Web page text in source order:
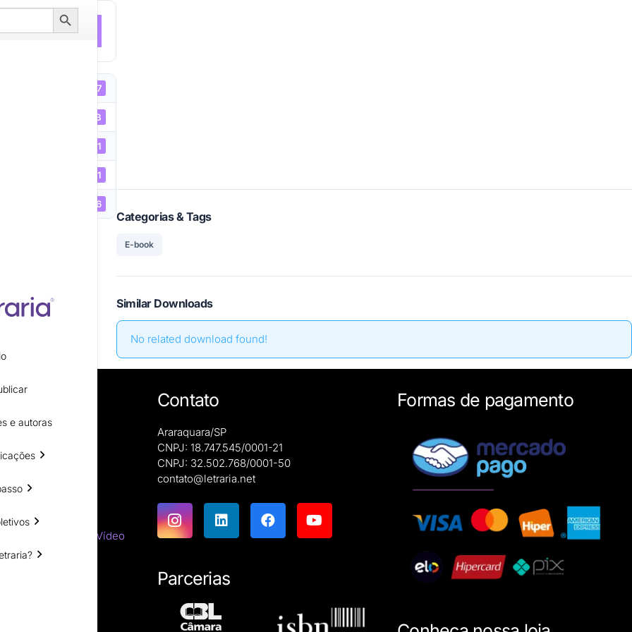
Search
Button
e autoras
947
2.34 MB
1
19/05/2021
05/01/2026
Categorias & Tags
E-book
Similar Downloads
No related download found!
do Cinema e do Vídeo
Contato
Araraquara/SP
CNPJ: 18.747.545/0001-21
CNPJ: 32.502.768/0001-50
contato@letraria.net
Parcerias
Formas de pagamento